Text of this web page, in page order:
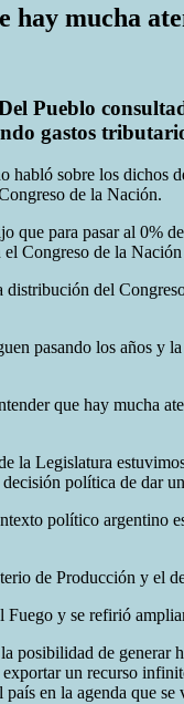
hay mucha
Pueblo
gastos
sobre los
de la Nación.
para pasar al 0%
Congreso de la
del
pasando los años
que hay mucha
la Legislatura
política de dar
político
de Producción y
y se refirió
posibilidad de
un recurso
en la agenda que